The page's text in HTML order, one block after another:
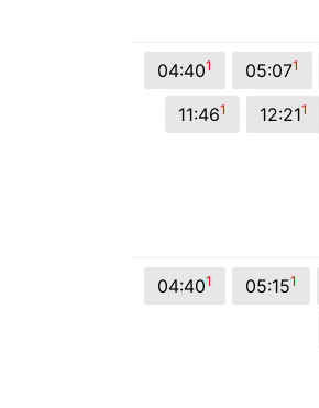
04:401 05:071
11:461 12:211
04:401 05:151